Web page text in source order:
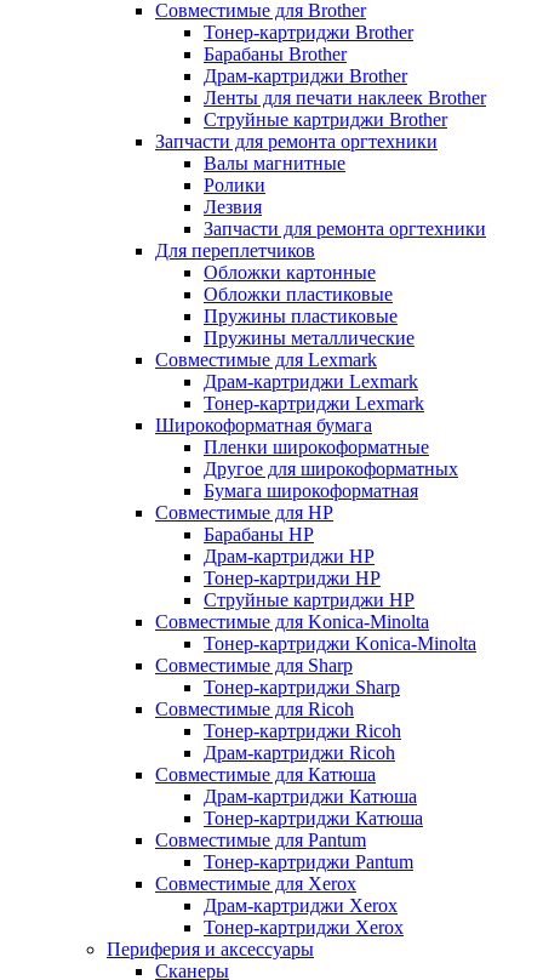
Совместимые для Brother
Тонер-картриджи Brother
Барабаны Brother
Драм-картриджи Brother
Ленты для печати наклеек Brother
Струйные картриджи Brother
Запчасти для ремонта оргтехники
Валы магнитные
Ролики
Лезвия
Запчасти для ремонта оргтехники
Для переплетчиков
Обложки картонные
Обложки пластиковые
Пружины пластиковые
Пружины металлические
Совместимые для Lexmark
Драм-картриджи Lexmark
Тонер-картриджи Lexmark
Широкоформатная бумага
Пленки широкоформатные
Другое для широкоформатных
Бумага широкоформатная
Совместимые для HP
Барабаны HP
Драм-картриджи HP
Тонер-картриджи HP
Струйные картриджи HP
Совместимые для Konica-Minolta
Тонер-картриджи Konica-Minolta
Совместимые для Sharp
Тонер-картриджи Sharp
Совместимые для Ricoh
Тонер-картриджи Ricoh
Драм-картриджи Ricoh
Совместимые для Катюша
Драм-картриджи Катюша
Тонер-картриджи Катюша
Совместимые для Pantum
Тонер-картриджи Pantum
Совместимые для Xerox
Драм-картриджи Xerox
Тонер-картриджи Xerox
Периферия и аксессуары
Сканеры